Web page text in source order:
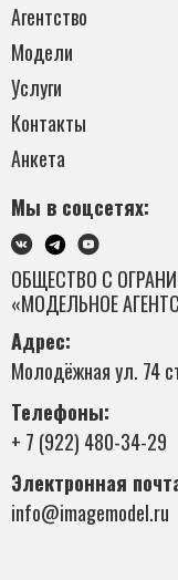
Агентство
Модели
Услуги
Контакты
Анкета
Мы в соцсетях:
ОБЩЕСТВО С
«МОДЕЛЬНОЕ
Адрес:
Молодёжная ул. 74
Телефоны:
+ 7 (922) 480-34-29
Электронная
info@imagemodel.ru